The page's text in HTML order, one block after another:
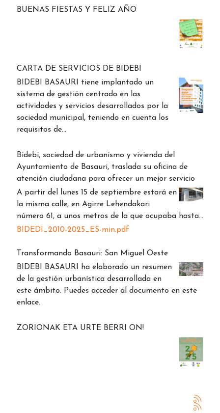
BUENAS FIESTAS Y FELIZ AÑO
CARTA DE SERVICIOS DE BIDEBI
BIDEBI BASAURI tiene implantado un
sistema de gestión centrado en las
actividades y servicios desarrollados por la
sociedad municipal, teniendo en cuenta los
requisitos de…
Bidebi, sociedad de urbanismo y vivienda del
Ayuntamiento de Basauri, traslada su oficina de
atención ciudadana para ofrecer un mejor servicio
A partir del lunes 15 de septiembre estará en
la misma calle, en Agirre Lehendakari
número 61, a unos metros de la que ocupaba hasta…
BIDEDI_2010-2025_ES-min.pdf
Transformando Basauri: San Miguel Oeste
BIDEBI BASAURI ha elaborado un resumen
de la gestión urbanística desarrollada en
este ámbito. Puedes acceder al documento en este
enlace.
ZORIONAK ETA URTE BERRI ON!